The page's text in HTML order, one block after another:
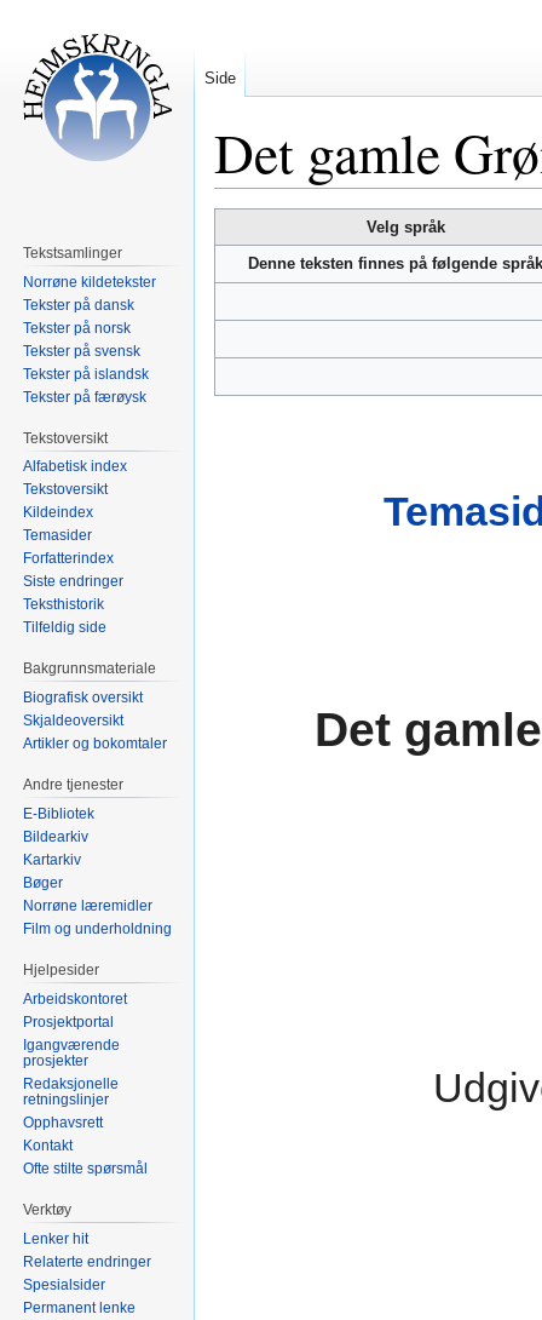
Det gamle
til
navigering
til
Velg språk
Denne teksten finnes på følgende
Det
Side
Tekstsamlinger
Norrøne kildetekster
Tekster på dansk
Tekster på norsk
Tekster på svensk
Tekster på islandsk
Tekster på færøysk
Tekstoversikt
Alfabetisk index
Tekstoversikt
Kildeindex
Temasider
Forfatterindex
Siste endringer
Teksthistorik
Tilfeldig side
Bakgrunnsmateriale
Biografisk oversikt
Skjaldeoversikt
Artikler og bokomtaler
Andre tjenester
E-Bibliotek
Bildearkiv
Kartarkiv
Bøger
Norrøne læremidler
Film og underholdning
Hjelpesider
Arbeidskontoret
Prosjektportal
Igangværende
prosjekter
Redaksjonelle
retningslinjer
Opphavsrett
Kontakt
Ofte stilte spørsmål
Verktøy
Lenker hit
Relaterte endringer
Spesialsider
Permanent lenke